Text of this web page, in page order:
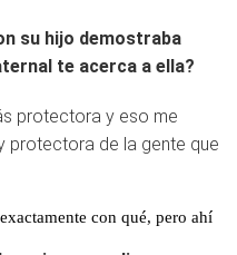
su hijo demostraba
te acerca a ella?
protectora y eso me
protectora de la gente que
con qué, pero ahí